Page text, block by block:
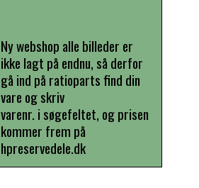
Ny webshop alle billeder er
ikke lagt på endnu, så derfor
gå ind på ratioparts find din
vare og skriv
varenr. i søgefeltet, og prisen
kommer frem på
hpreservedele.dk